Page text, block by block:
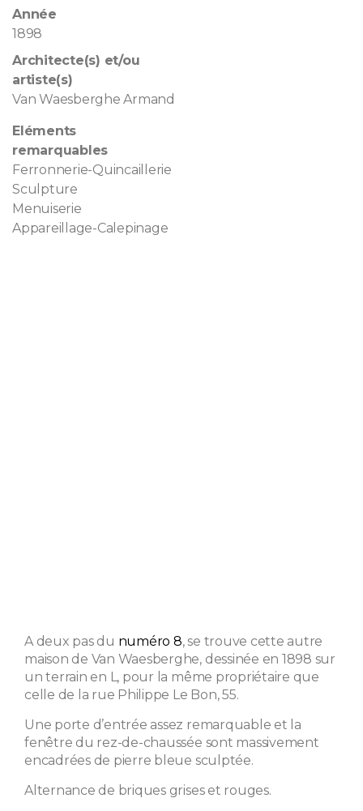
Année
1898
Architecte(s) et/ou
artiste(s)
Van Waesberghe Armand
Eléments
remarquables
Ferronnerie-Quincaillerie
Sculpture
Menuiserie
Appareillage-Calepinage
A deux pas du numéro 8, se trouve cette autre
maison de Van Waesberghe, dessinée en 1898 sur
un terrain en L, pour la même propriétaire que
celle de la rue Philippe Le Bon, 55.
Une porte d’entrée assez remarquable et la
fenêtre du rez-de-chaussée sont massivement
encadrées de pierre bleue sculptée.
Alternance de briques grises et rouges.